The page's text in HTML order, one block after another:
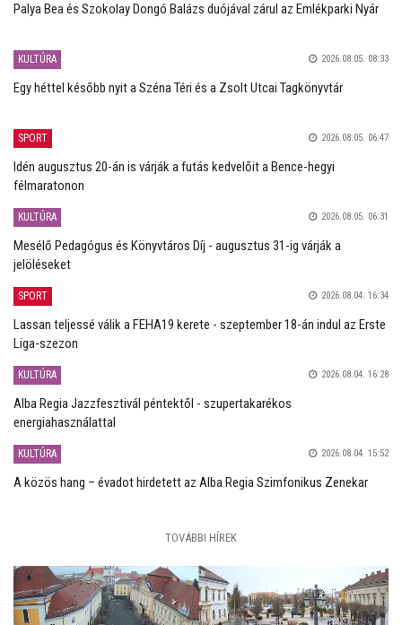
Palya Bea és Szokolay Dongó Balázs duójával zárul az Emlékparki Nyár
KULTÚRA 2026.08.05. 08:33
Egy héttel később nyit a Széna Téri és a Zsolt Utcai Tagkönyvtár
SPORT 2026.08.05. 06:47
Idén augusztus 20-án is várják a futás kedvelőit a Bence-hegyi
félmaratonon
KULTÚRA 2026.08.05. 06:31
Mesélő Pedagógus és Könyvtáros Díj - augusztus 31-ig várják a
jelöléseket
SPORT 2026.08.04. 16:34
Lassan teljessé válik a FEHA19 kerete - szeptember 18-án indul az Erste
Liga-szezon
KULTÚRA 2026.08.04. 16:28
Alba Regia Jazzfesztivál péntektől - szupertakarékos
energiahasználattal
KULTÚRA 2026.08.04. 15:52
A közös hang – évadot hirdetett az Alba Regia Szimfonikus Zenekar
TOVÁBBI HÍREK